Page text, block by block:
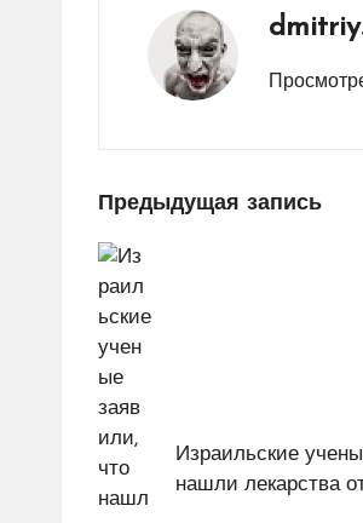
Навигация
по
записям
Предыдущая запись
Израильские
нашли лекарства